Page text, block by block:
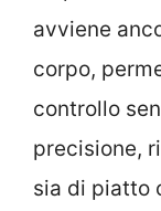
avviene
corpo,
controllo
precisione,
sia di piatto